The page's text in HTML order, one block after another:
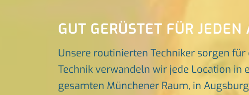
GUT GERÜSTET FÜR JEDEN
Unsere routinierten Techniker sorgen
Technik verwandeln wir jede Location in
gesamten Münchener Raum, in